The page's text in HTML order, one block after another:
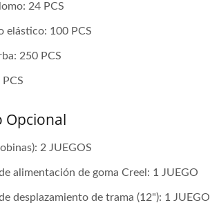
24 PCS
elástico: 100 PCS
250 PCS
Opcional
2 JUEGOS
alimentación de goma Creel: 1 JUEGO
desplazamiento de trama (12"): 1 JUEGO